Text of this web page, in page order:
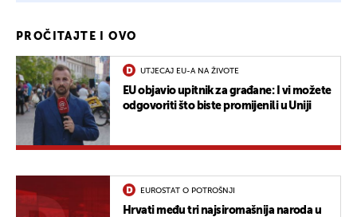
PROČITAJTE I OVO
UTJECAJ EU-A NA ŽIVOTE
EU objavio upitnik za građane: I vi možete
odgovoriti što biste promijenili u Uniji
EUROSTAT O POTROŠNJI
Hrvati među tri najsiromašnija naroda u